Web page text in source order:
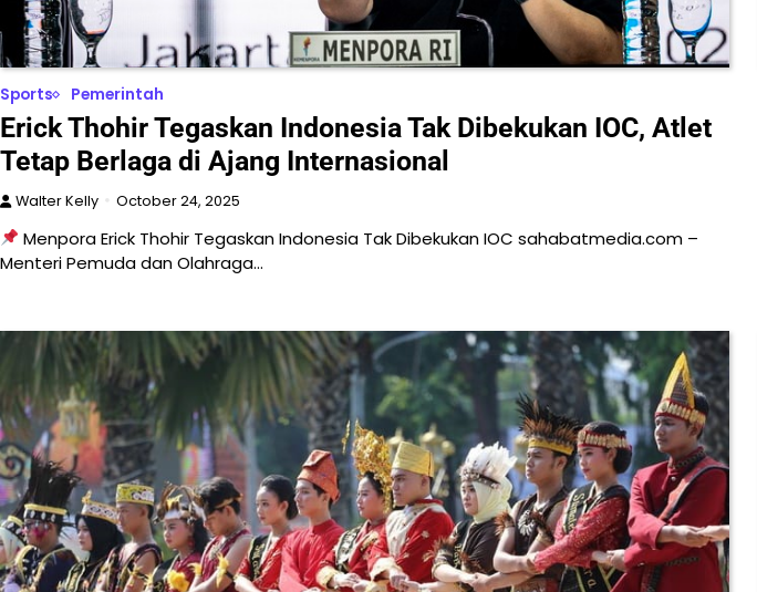
Sports Pemerintah
Erick Thohir Tegaskan Indonesia Tak Dibekukan IOC, Atlet
Tetap Berlaga di Ajang Internasional
Walter Kelly October 24, 2025
Menpora Erick Thohir Tegaskan Indonesia Tak Dibekukan IOC sahabatmedia.com –
Menteri Pemuda dan Olahraga…